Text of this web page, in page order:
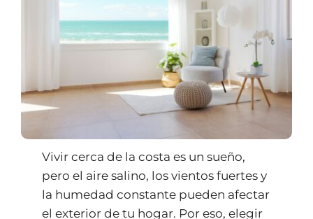
Vivir cerca de la costa es un sueño,
pero el aire salino, los vientos fuertes y
la humedad constante pueden afectar
el exterior de tu hogar. Por eso, elegir